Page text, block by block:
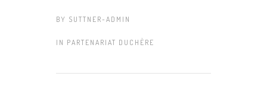
BY SUTTNER-ADMIN
IN PARTENARIAT DUCHÈRE